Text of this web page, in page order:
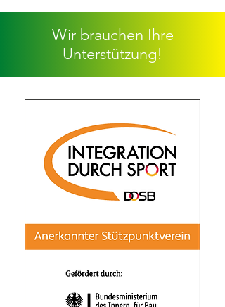
Wir brauchen Ihre
Unterstützung!